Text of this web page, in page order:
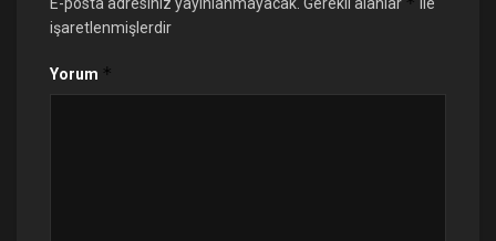
E-posta adresiniz yayınlanmayacak. Gerekli alanlar
ile
işaretlenmişlerdir
Yorum *